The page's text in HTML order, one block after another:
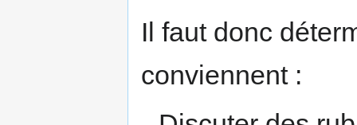
Il faut donc
conviennent :